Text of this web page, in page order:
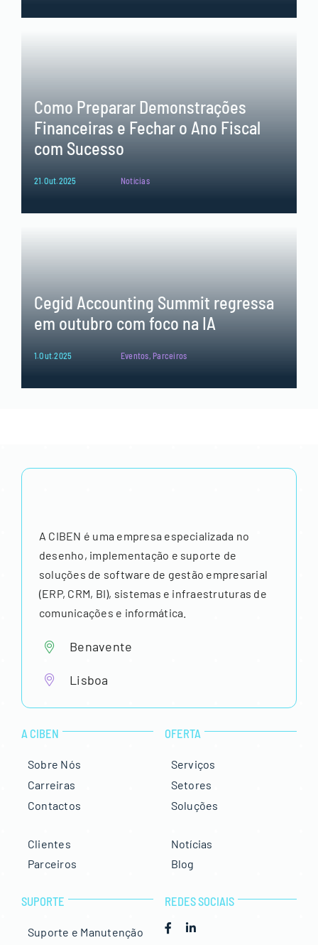
Como Preparar Demonstrações
Financeiras e Fechar o Ano Fiscal
com Sucesso
21.Out.2025 Notícias
Cegid Accounting Summit regressa
em outubro com foco na IA
1.Out.2025 Eventos, Parceiros
A CIBEN é uma empresa especializada no
desenho, implementação e suporte de
soluções de software de gestão empresarial
(ERP, CRM, BI), sistemas e infraestruturas de
comunicações e informática.
Benavente
Lisboa
A CIBEN
Sobre Nós
Carreiras
Contactos
Clientes
Parceiros
SUPORTE
Suporte e Manutenção
OFERTA
Serviços
Setores
Soluções
Notícias
Blog
REDES SOCIAIS